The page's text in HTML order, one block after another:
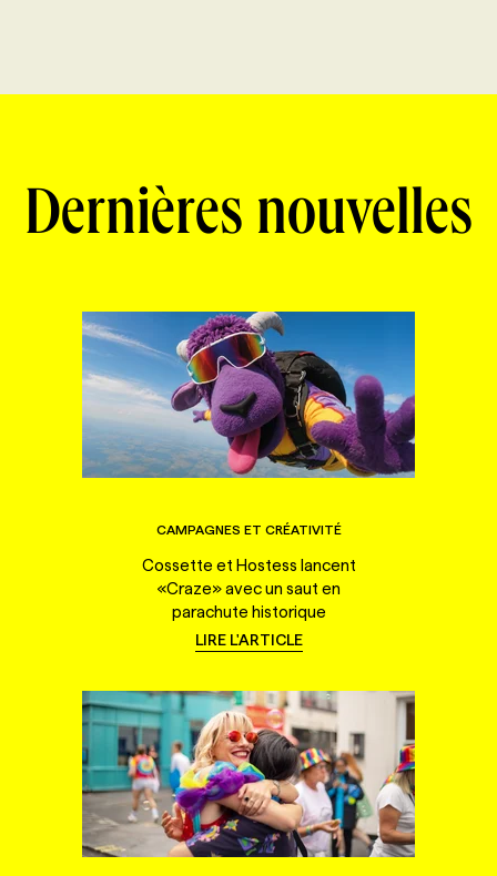
Dernières nouvelles
CAMPAGNES ET CRÉATIVITÉ
Cossette et Hostess lancent
«Craze» avec un saut en
parachute historique
LIRE L'ARTICLE